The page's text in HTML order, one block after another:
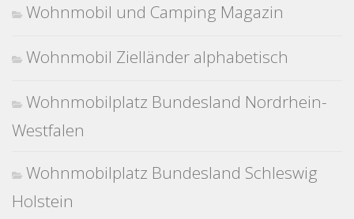
Wohnmobil und Camping Magazin
Wohnmobil Zielländer alphabetisch
Wohnmobilplatz Bundesland Nordrhein-
Westfalen
Wohnmobilplatz Bundesland Schleswig
Holstein